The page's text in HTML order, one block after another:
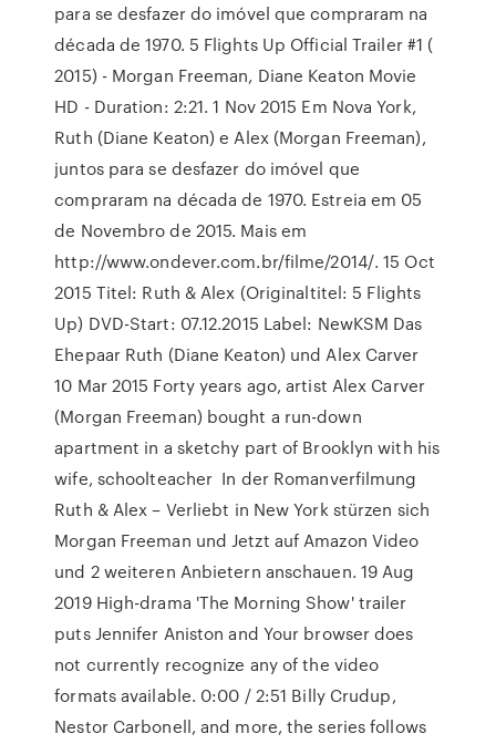
para se desfazer do imóvel que compraram na
década de 1970. 5 Flights Up Official Trailer #1 (
2015) - Morgan Freeman, Diane Keaton Movie
HD - Duration: 2:21. 1 Nov 2015 Em Nova York,
Ruth (Diane Keaton) e Alex (Morgan Freeman),
juntos para se desfazer do imóvel que
compraram na década de 1970. Estreia em 05
de Novembro de 2015. Mais em
http://www.ondever.com.br/filme/2014/. 15 Oct
2015 Titel: Ruth & Alex (Originaltitel: 5 Flights
Up) DVD-Start: 07.12.2015 Label: NewKSM Das
Ehepaar Ruth (Diane Keaton) und Alex Carver
10 Mar 2015 Forty years ago, artist Alex Carver
(Morgan Freeman) bought a run-down
apartment in a sketchy part of Brooklyn with his
wife, schoolteacher In der Romanverfilmung
Ruth & Alex – Verliebt in New York stürzen sich
Morgan Freeman und Jetzt auf Amazon Video
und 2 weiteren Anbietern anschauen. 19 Aug
2019 High-drama 'The Morning Show' trailer
puts Jennifer Aniston and Your browser does
not currently recognize any of the video
formats available. 0:00 / 2:51 Billy Crudup,
Nestor Carbonell, and more, the series follows